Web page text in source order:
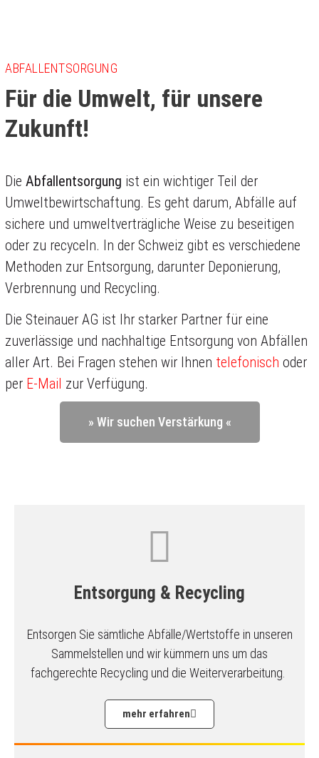
ABFALLENTSORGUNG
Für die Umwelt, für unsere
Zukunft!
Die Abfallentsorgung ist ein wichtiger Teil der
Umweltbewirtschaftung. Es geht darum, Abfälle auf
sichere und umweltverträgliche Weise zu beseitigen
oder zu recyceln. In der Schweiz gibt es verschiedene
Methoden zur Entsorgung, darunter Deponierung,
Verbrennung und Recycling.
Die Steinauer AG ist Ihr starker Partner für eine
zuverlässige und nachhaltige Entsorgung von Abfällen
aller Art. Bei Fragen stehen wir Ihnen telefonisch oder
per E-Mail zur Verfügung.
» Wir suchen Verstärkung «
Entsorgung & Recycling
Entsorgen Sie sämtliche Abfälle/Wertstoffe in unseren
Sammelstellen und wir kümmern uns um das
fachgerechte Recycling und die Weiterverarbeitung.
mehr erfahren